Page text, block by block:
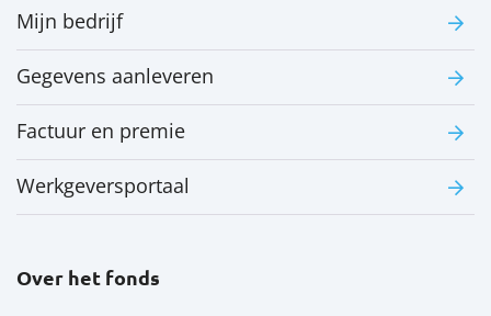
Mijn bedrijf
Gegevens aanleveren
Factuur en premie
Werkgeversportaal
Over het fonds